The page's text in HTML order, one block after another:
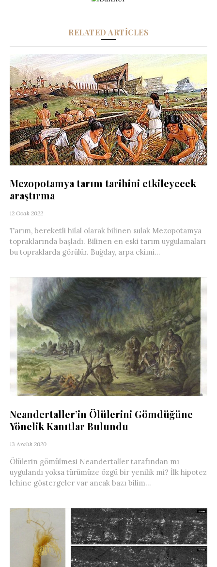
RELATED ARTICLES
Mezopotamya tarım tarihini etkileyecek
araştırma
12 Ocak 2022
Tarım, bereketli hilal olarak bilinen sulak Mezopotamya
topraklarında başladı. Bilinen en eski tarım uygulamaları
bu topraklarda görülür. Buğday, arpa ekimi...
Neandertaller’in Ölülerini Gömdüğüne
Yönelik Kanıtlar Bulundu
13 Aralık 2020
Ölülerin gömülmesi Neandertaller tarafından mı
uygulandı yoksa türümüze özgü bir yenilik mi? İlk hipotez
lehine göstergeler var ancak bazı bilim...